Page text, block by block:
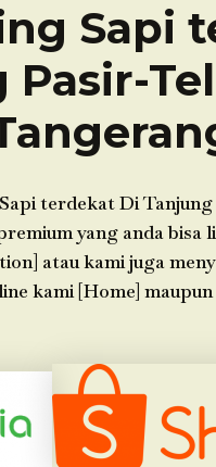
Sapi
Pasir-
terdekat Di
yang anda
atau kami juga
kami [Home]